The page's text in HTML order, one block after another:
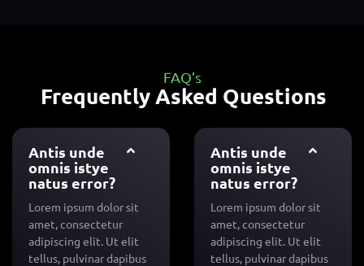
FAQ’s
Frequently Asked Questions
Antis unde
omnis istye
natus error?
Lorem ipsum dolor sit
amet, consectetur
adipiscing elit. Ut elit
tellus, pulvinar dapibus
Antis unde
omnis istye
natus error?
Lorem ipsum dolor sit
amet, consectetur
adipiscing elit. Ut elit
tellus, pulvinar dapibus